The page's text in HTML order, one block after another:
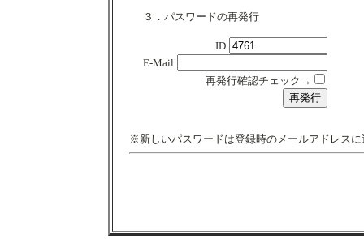
３．パスワードの再発行
ID:
E-Mail:
再発行確認チェック→
※新しいパスワードは登録時のメールアドレスに